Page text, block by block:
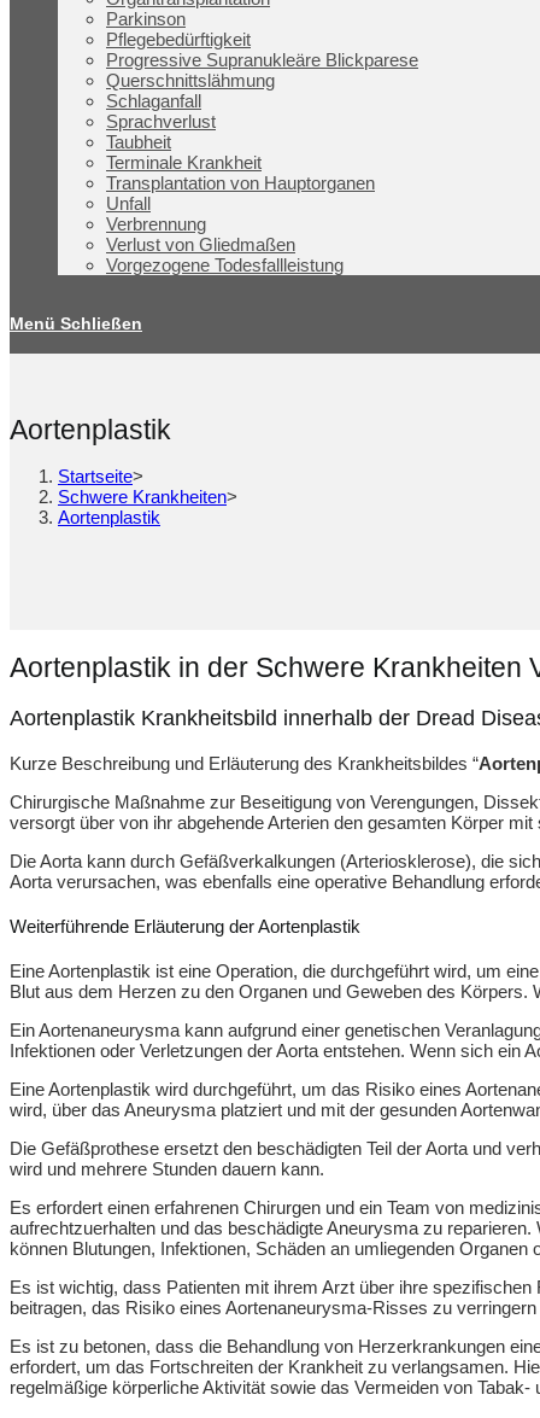
Parkinson
Pflegebedürftigkeit
Progressive Supranukleäre Blickparese
Querschnittslähmung
Schlaganfall
Sprachverlust
Taubheit
Terminale Krankheit
Transplantation von Hauptorganen
Unfall
Verbrennung
Verlust von Gliedmaßen
Vorgezogene Todesfallleistung
Menü Schließen
Aortenplastik
Startseite>
Schwere Krankheiten>
Aortenplastik
Aortenplastik in der Schwere Krankheiten
Aortenplastik Krankheitsbild innerhalb der Dread
Kurze Beschreibung und Erläuterung des Krankheitsbildes “
Chirurgische Maßnahme zur Beseitigung von Verengungen,
versorgt über von ihr abgehende Arterien den gesamten Körper
Die Aorta kann durch Gefäßverkalkungen (Arteriosklerose), die
Aorta verursachen, was ebenfalls eine operative Behandlung
Weiterführende Erläuterung der Aortenplastik
Eine Aortenplastik ist eine Operation, die durchgeführt wird, um
Blut aus dem Herzen zu den Organen und Geweben des
Ein Aortenaneurysma kann aufgrund einer genetischen
Infektionen oder Verletzungen der Aorta entstehen. Wenn sich
Eine Aortenplastik wird durchgeführt, um das Risiko eines
wird, über das Aneurysma platziert und mit der gesunden
Die Gefäßprothese ersetzt den beschädigten Teil der Aorta und
wird und mehrere Stunden dauern kann.
Es erfordert einen erfahrenen Chirurgen und ein Team von
aufrechtzuerhalten und das beschädigte Aneurysma zu
können Blutungen, Infektionen, Schäden an umliegenden
Es ist wichtig, dass Patienten mit ihrem Arzt über ihre
beitragen, das Risiko eines Aortenaneurysma-Risses zu
Es ist zu betonen, dass die Behandlung von Herzerkrankungen
erfordert, um das Fortschreiten der Krankheit zu verlangsamen.
regelmäßige körperliche Aktivität sowie das Vermeiden von